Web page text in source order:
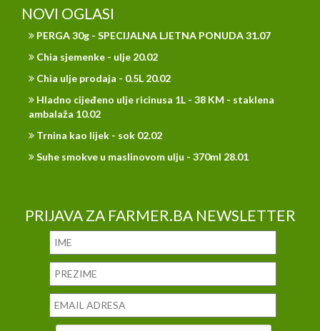
NOVI OGLASI
PERGA 30g - SPECIJALNA LJETNA PONUDA 31.07
Chia sjemenke - ulje 20.02
Chia ulje prodaja - 0.5L 20.02
Hladno cijeđeno ulje ricinusa 1L - 38 KM - staklena
ambalaža 10.02
Trnina kao lijek - sok 02.02
Suhe smokve u maslinovom ulju - 370ml 28.01
PRIJAVA ZA FARMER.BA NEWSLETTER